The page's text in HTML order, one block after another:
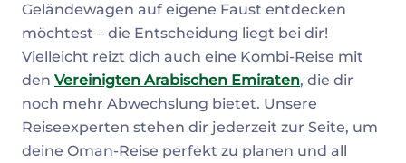
Geländewagen auf eigene Faust entdecken
möchtest – die Entscheidung liegt bei dir!
Vielleicht reizt dich auch eine Kombi-Reise mit
den Vereinigten Arabischen Emiraten, die dir
noch mehr Abwechslung bietet. Unsere
Reiseexperten stehen dir jederzeit zur Seite, um
deine Oman-Reise perfekt zu planen und all